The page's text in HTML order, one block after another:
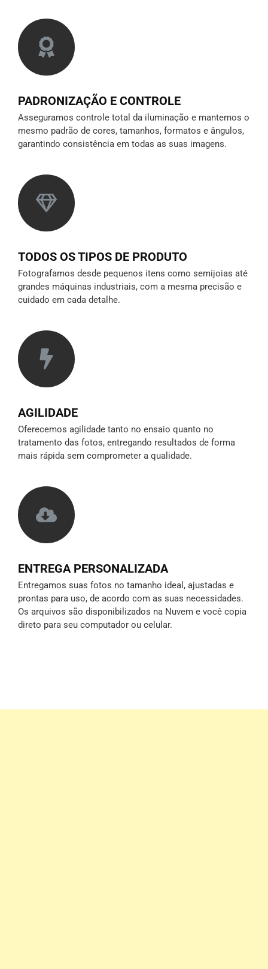
PADRONIZAÇÃO E CONTROLE
Asseguramos controle total da iluminação e mantemos o
mesmo padrão de cores, tamanhos, formatos e ângulos,
garantindo consistência em todas as suas imagens.
TODOS OS TIPOS DE PRODUTO
Fotografamos desde pequenos itens como semijoias até
grandes máquinas industriais, com a mesma precisão e
cuidado em cada detalhe.
AGILIDADE
Oferecemos agilidade tanto no ensaio quanto no
tratamento das fotos, entregando resultados de forma
mais rápida sem comprometer a qualidade.
ENTREGA PERSONALIZADA
Entregamos suas fotos no tamanho ideal, ajustadas e
prontas para uso, de acordo com as suas necessidades.
Os arquivos são disponibilizados na Nuvem e você copia
direto para seu computador ou celular.